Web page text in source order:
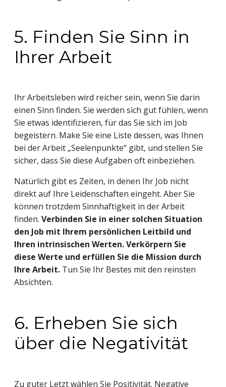
5. Finden Sie Sinn in
Ihrer Arbeit
Ihr Arbeitsleben wird reicher sein, wenn Sie darin
einen Sinn finden. Sie werden sich gut fühlen, wenn
Sie etwas identifizieren, für das Sie sich im Job
begeistern. Make Sie eine Liste dessen, was Ihnen
bei der Arbeit „Seelenpunkte“ gibt, und stellen Sie
sicher, dass Sie diese Aufgaben oft einbeziehen.
Natürlich gibt es Zeiten, in denen Ihr Job nicht
direkt auf Ihre Leidenschaften eingeht. Aber Sie
können trotzdem Sinnhaftigkeit in der Arbeit
finden. Verbinden Sie in einer solchen Situation
den Job mit Ihrem persönlichen Leitbild und
Ihren intrinsischen Werten. Verkörpern Sie
diese Werte und erfüllen Sie die Mission durch
Ihre Arbeit. Tun Sie Ihr Bestes mit den reinsten
Absichten.
6. Erheben Sie sich
über die Negativität
Zu guter Letzt wählen Sie Positivität. Negative